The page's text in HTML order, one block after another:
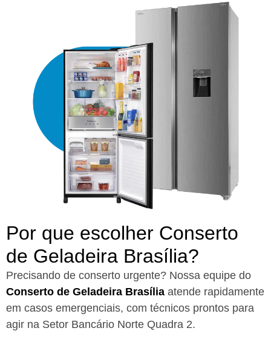
Por que escolher Conserto
de Geladeira Brasília?​
Precisando de conserto urgente? Nossa equipe do
Conserto de Geladeira Brasília atende rapidamente
em casos emergenciais, com técnicos prontos para
agir na Setor Bancário Norte Quadra 2.